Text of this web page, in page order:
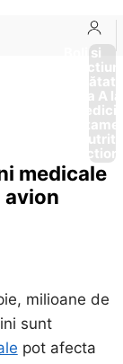
Boli si
Afectiuni
Sănătate
de la A
medicale
avion
milioane de
sunt
pot afecta